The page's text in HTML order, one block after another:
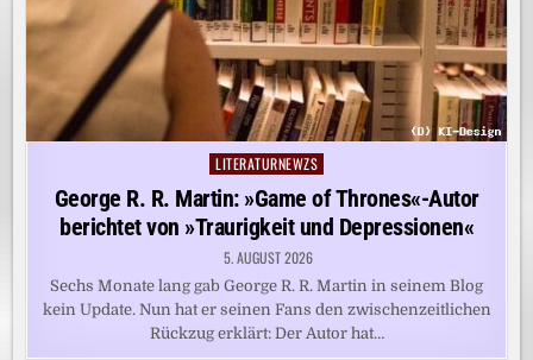
Posted
in
LITERATURNEWZS
George R. R. Martin: »Game of Thrones«-Autor
berichtet von »Traurigkeit und Depressionen«
5. AUGUST 2026
Sechs Monate lang gab George R. R. Martin in seinem Blog
kein Update. Nun hat er seinen Fans den zwischenzeitlichen
Rückzug erklärt: Der Autor hat…